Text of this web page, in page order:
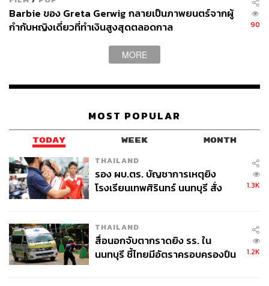
Barbie ของ Greta Gerwig กลายเป็นภาพยนตร์จากผู้
กำกับหญิงเดี่ยวที่ทำเงินสูงสุดตลอดกาล
90
MORE
MOST POPULAR
TODAY WEEK MONTH
THAILAND
รอง ผบ.ตร. บัญชาการเหตุยิง
โรงเรียนเทพศิรินทร์ นนทบุรี สั่ง
1.3K
THAILAND
สื่อนอกจับตากราดยิง รร. ใน
นนทบุรี ชี้ไทยมีอัตราครอบครองปืน
1.2K